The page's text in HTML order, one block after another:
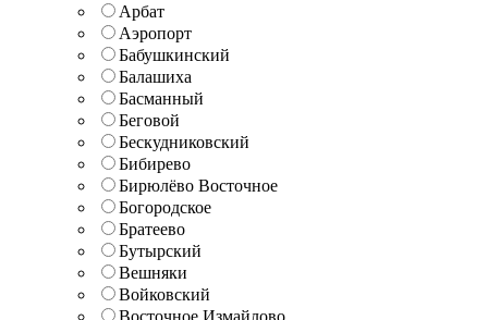
Арбат
Аэропорт
Бабушкинский
Балашиха
Басманный
Беговой
Бескудниковский
Бибирево
Бирюлёво Восточное
Богородское
Братеево
Бутырский
Вешняки
Войковский
Восточное Измайлово